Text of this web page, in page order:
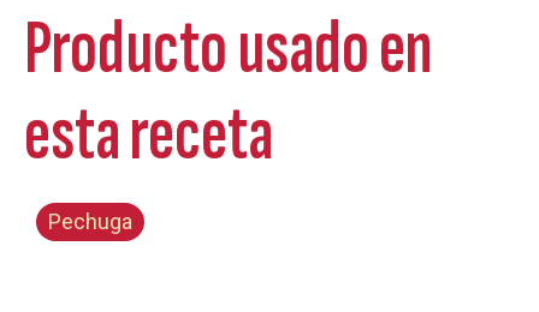
Producto usado en
esta receta
Pechuga